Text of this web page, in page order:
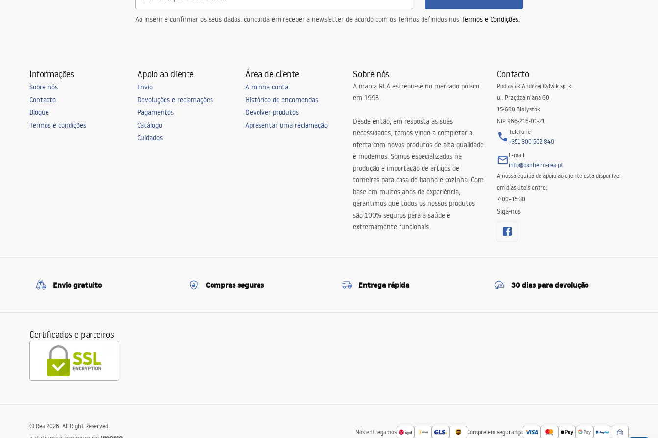
Ao inserir e confirmar os seus dados, concorda em receber a newsletter de acordo com os termos definidos nos Termos e Condições.
Informações
Sobre nós
Contacto
Blogue
Termos e condições
Apoio ao cliente
Envio
Devoluções e reclamações
Pagamentos
Catálogo
Cuidados
Área de cliente
A minha conta
Histórico de encomendas
Devolver produtos
Apresentar uma reclamação
Sobre nós
A marca REA estreou-se no mercado polaco
em 1993.
Desde então, em resposta às suas
necessidades, temos vindo a completar a
oferta com novos produtos de alta qualidade
e modernos. Somos especializados na
produção e importação de artigos de
torneiras para casa de banho e cozinha. Com
base em muitos anos de experiência,
garantimos que todos os nossos produtos
são 100% seguros para a saúde e
extremamente funcionais.
Contacto
Podlasiak Andrzej Cylwik sp. k.
ul. Przędzalniana 60
15-688 Białystok
NIP 966-216-01-21
Telefone
+351 300 502 840
E-mail
info@banheiro-rea.pt
A nossa equipa de apoio ao cliente está disponível
em dias úteis entre:
7:00–15:30
Siga-nos
Envio gratuito Compras seguras Entrega rápida 30 dias para devolução
Certificados e parceiros
Nós entregamos Compre em segurança
© Rea 2026. All Right Reserved.